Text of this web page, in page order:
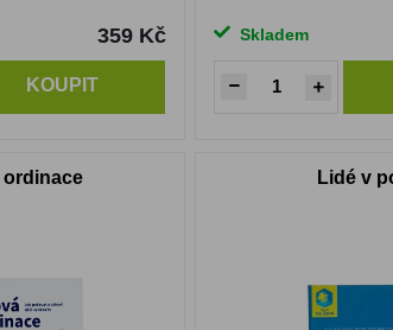
359 Kč
KOUPIT
Skladem
Lidé v